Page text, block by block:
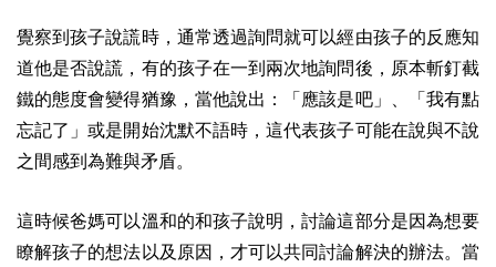
覺察到孩子說謊時，通常透過詢問就可以經由孩子的反應知
道他是否說謊，有的孩子在一到兩次地詢問後，原本斬釘截
鐵的態度會變得猶豫，當他說出：「應該是吧」、「我有點
忘記了」或是開始沈默不語時，這代表孩子可能在說與不說
之間感到為難與矛盾。
這時候爸媽可以溫和的和孩子說明，討論這部分是因為想要
瞭解孩子的想法以及原因，才可以共同討論解決的辦法。當